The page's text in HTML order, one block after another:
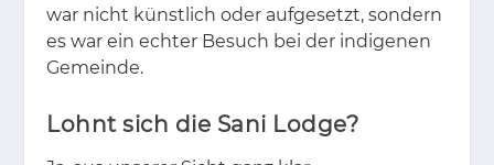
war nicht künst­lich oder auf­ge­setzt, son­dern
es war ein ech­ter Be­such bei der in­di­ge­nen
Ge­mein­de.
Lohnt sich die Sani Lodge?